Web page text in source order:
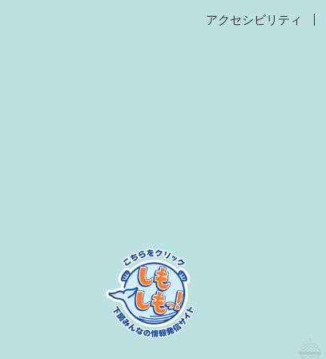
アクセシビリティ